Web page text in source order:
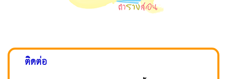
ติดต่อ